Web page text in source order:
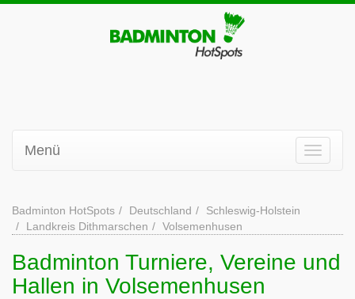
Menü
Badminton HotSpots Deutschland
Schleswig-Holstein
Landkreis Dithmarschen
Volsemenhusen
Badminton Turniere, Vereine und
Hallen in Volsemenhusen